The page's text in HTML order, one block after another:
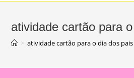
atividade cartão para
> atividade cartão para o dia dos pais